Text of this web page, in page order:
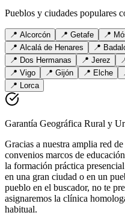
Pueblos y ciudades populares
📍 Alcorcón 📍 Getafe 📍
📍 Alcalá de Henares 📍
📍 Dos Hermanas 📍 Jerez
📍 Vigo 📍 Gijón 📍 Elche
📍 Lorca
Garantía Geográfica Rural y
Gracias a nuestra amplia red
convenios marcos de
la formación práctica
en una gran ciudad o en un
pueblo en el buscador, no te
asignaremos la clínica
habitual.